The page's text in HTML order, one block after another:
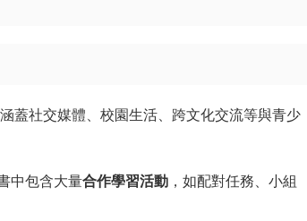
涵蓋社交媒體、校園生活、跨文化交流等與青少
中包含大量合作學習活動 ，如配對任務、小組